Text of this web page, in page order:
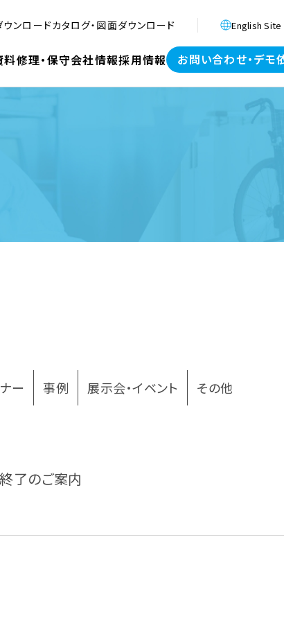
ンロードカタログ・図面ダウンロード English Site
料修理・保守会社情報採用情報 お問い合わせ・デモ
ー 事例 展示会・イベント その他
了のご案内